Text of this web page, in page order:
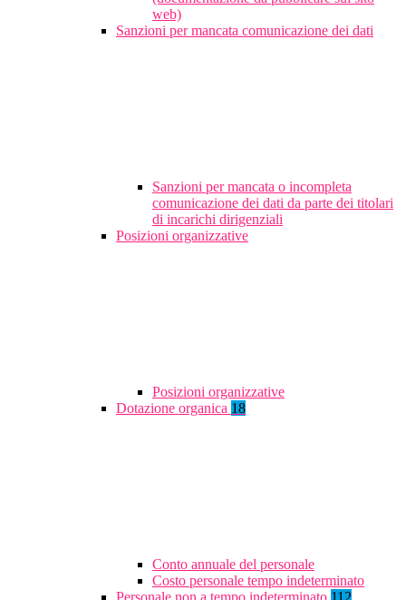
web)
Sanzioni per mancata comunicazione dei dati
Sanzioni per mancata o incompleta
comunicazione dei dati da parte dei titolari
di incarichi dirigenziali
Posizioni organizzative
Posizioni organizzative
Dotazione organica 18
Conto annuale del personale
Costo personale tempo indeterminato